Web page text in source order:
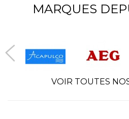
MARQUES
VOIR TOUTES